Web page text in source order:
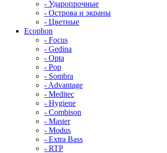
- Ударопрочные
- Острова и экраны
- Цветные
Ecophon
- Focus
- Gedina
- Opta
- Pop
- Sombra
- Advantage
- Meditec
- Hygiene
- Combison
- Master
- Modus
- Extra Bass
- RTP